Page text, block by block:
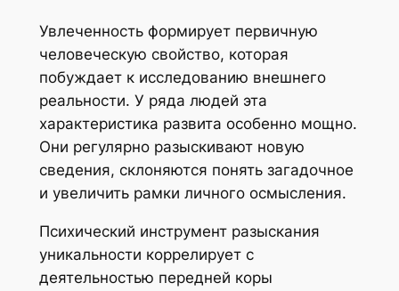
Увлеченность формирует первичную
человеческую свойство, которая
побуждает к исследованию внешнего
реальности. У ряда людей эта
характеристика развита особенно мощно.
Они регулярно разыскивают новую
сведения, склоняются понять загадочное
и увеличить рамки личного осмысления.
Психический инструмент разыскания
уникальности коррелирует с
деятельностью передней коры